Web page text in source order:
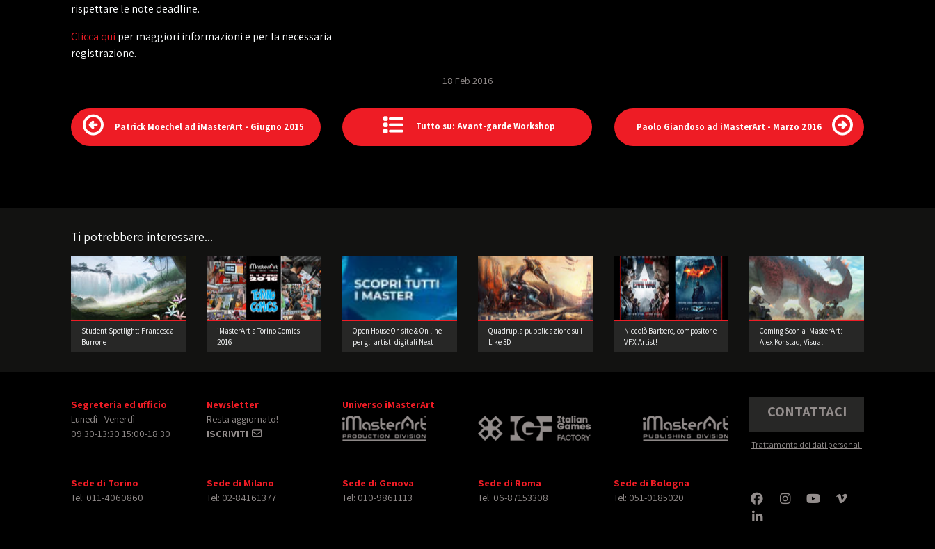
rispettare le note deadline.
Clicca qui per maggiori informazioni e per la necessaria
registrazione.
18 Feb 2016
Patrick Moechel ad iMasterArt - Giugno 2015 Tutto su: Avant-garde Workshop Paolo Giandoso ad iMasterArt - Marzo 2016
Ti potrebbero interessare...
Student Spotlight: Francesca
Burrone
iMasterArt a Torino Comics
2016
Open House On site & On line
per gli artisti digitali Next
Quadrupla pubblicazione su I
Like 3D
Niccolò Barbero, compositor e
VFX Artist!
Coming Soon a iMasterArt:
Alex Konstad, Visual
Segreteria ed ufficio
Lunedì - Venerdì
09:30-13:30 15:00-18:30
Newsletter
Resta aggiornato!
ISCRIVITI
Universo iMasterArt CONTATTACI
Trattamento dei dati personali
Sede di Torino
Tel: 011-4060860
Sede di Milano
Tel: 02-84161377
Sede di Genova
Tel: 010-9861113
Sede di Roma
Tel: 06-87153308
Sede di Bologna
Tel: 051-0185020